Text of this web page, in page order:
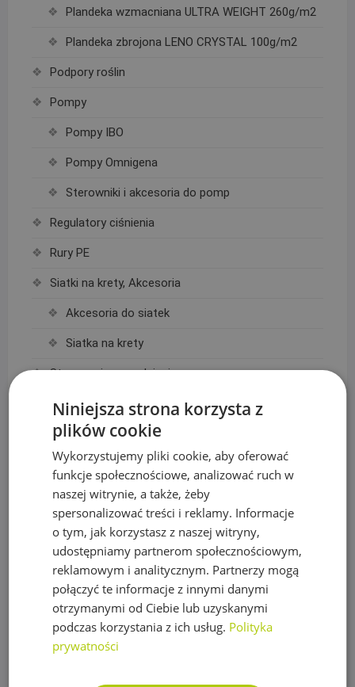
Plandeka wzmacniana ULTRA WEIGHT 260g/m2
Plandeka zbrojona LENO CRYSTAL 100g/m2
Podpory roślin
Pompy
Pompy IBO
Pompy Omnigena
Sterowniki i akcesoria do pomp
Regulatory ciśnienia
Rury PE
Siatki na krety, Akcesoria
Akcesoria do siatek
Siatka na krety
Sterowanie nawadnianiem
Czujniki, wyłączniki nawadniania
Elektrozawory
Moduły WIFI
Przewody sterownicze
Sterowniki Nawadniania
Sterowniki Drip Drop
Sterowniki Hunter
Sterowniki Rain Bird
Studzienki czerpalne
Niniejsza strona korzysta z
plików cookie
Wykorzystujemy pliki cookie, aby oferować
funkcje społecznościowe, analizować ruch w
naszej witrynie, a także, żeby
spersonalizować treści i reklamy. Informacje
o tym, jak korzystasz z naszej witryny,
udostępniamy partnerom społecznościowym,
reklamowym i analitycznym. Partnerzy mogą
połączyć te informacje z innymi danymi
otrzymanymi od Ciebie lub uzyskanymi
podczas korzystania z ich usług. Polityka
prywatności